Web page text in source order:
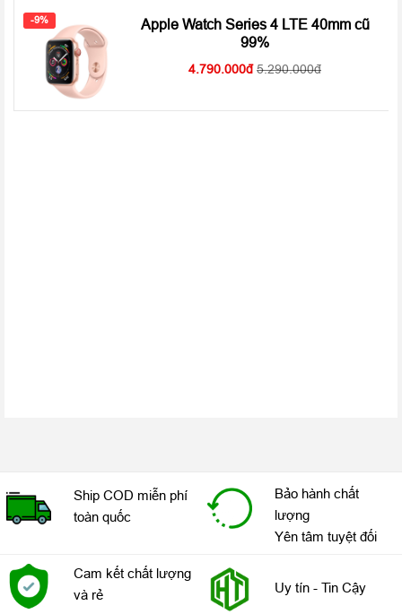
Digital Crown – Cách thức tương tác thông minh với Apple
-9%
Apple Watch Series 4 LTE 40mm cũ
99%
4.790.000 5.290.000
Ship COD miễn phí
toàn quốc
Bảo hành chất
lượng
Yên tâm tuyệt đối
Cam kết chất lượng
và rẻ
Uy tín - Tin Cậy